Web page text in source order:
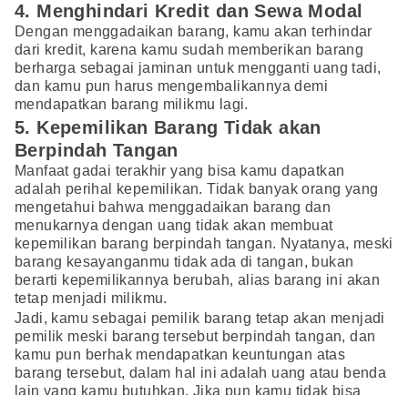
4. Menghindari Kredit dan Sewa Modal
Dengan menggadaikan barang, kamu akan terhindar
dari kredit, karena kamu sudah memberikan barang
berharga sebagai jaminan untuk mengganti uang tadi,
dan kamu pun harus mengembalikannya demi
mendapatkan barang milikmu lagi.
5. Kepemilikan Barang Tidak akan
Berpindah Tangan
Manfaat gadai terakhir yang bisa kamu dapatkan
adalah perihal kepemilikan. Tidak banyak orang yang
mengetahui bahwa menggadaikan barang dan
menukarnya dengan uang tidak akan membuat
kepemilikan barang berpindah tangan. Nyatanya, meski
barang kesayanganmu tidak ada di tangan, bukan
berarti kepemilikannya berubah, alias barang ini akan
tetap menjadi milikmu.
Jadi, kamu sebagai pemilik barang tetap akan menjadi
pemilik meski barang tersebut berpindah tangan, dan
kamu pun berhak mendapatkan keuntungan atas
barang tersebut, dalam hal ini adalah uang atau benda
lain yang kamu butuhkan. Jika pun kamu tidak bisa